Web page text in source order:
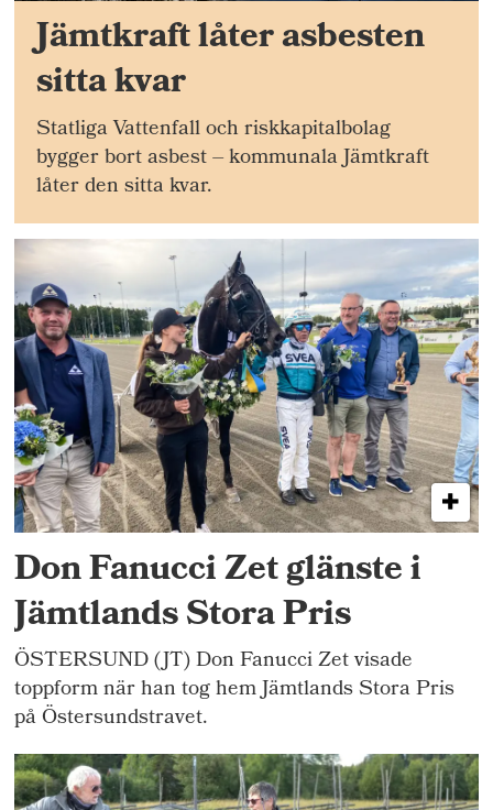
Jämtkraft låter asbesten
sitta kvar
Statliga Vattenfall och riskkapitalbolag
bygger bort asbest – kommunala Jämtkraft
låter den sitta kvar.
Don Fanucci Zet glänste i
Jämtlands Stora Pris
ÖSTERSUND (JT) Don Fanucci Zet visade
toppform när han tog hem Jämtlands Stora Pris
på Östersundstravet.